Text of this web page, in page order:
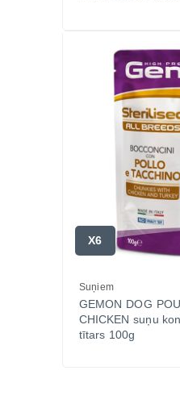
X6
Suņiem
GEMON DOG
CHICKEN suņu
tītars 100g